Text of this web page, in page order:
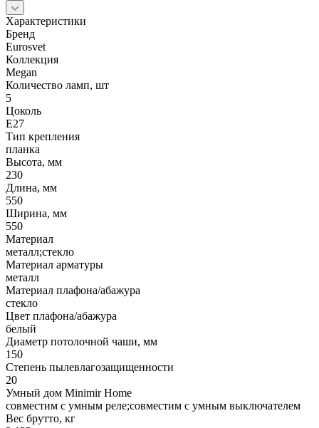
Характеристики
Бренд
Eurosvet
Коллекция
Megan
Количество ламп, шт
5
Цоколь
E27
Тип крепления
планка
Высота, мм
230
Длина, мм
550
Ширина, мм
550
Материал
металл;стекло
Материал арматуры
металл
Материал плафона/абажура
стекло
Цвет плафона/абажура
белый
Диаметр потолочной чаши, мм
150
Степень пылевлагозащищенности
20
Умный дом Minimir Home
совместим с умным реле;совместим с умным выключателем
Вес брутто, кг